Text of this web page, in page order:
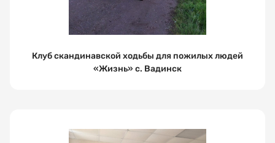
Клуб скандинавской ходьбы для пожилых людей
«Жизнь» с. Вадинск
почта
телефона
МНЕ ВСЕ
ПОНЯТНО